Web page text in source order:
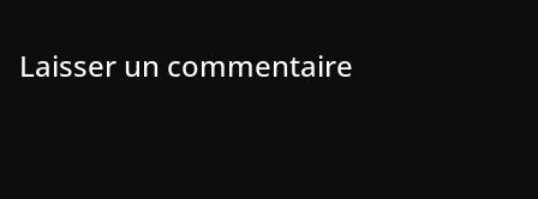
Laisser un commentaire